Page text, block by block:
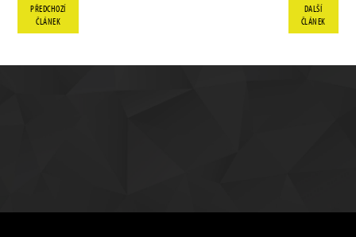
DALŠÍ
ČLÁNEK
PŘEDCHOZÍ
ČLÁNEK